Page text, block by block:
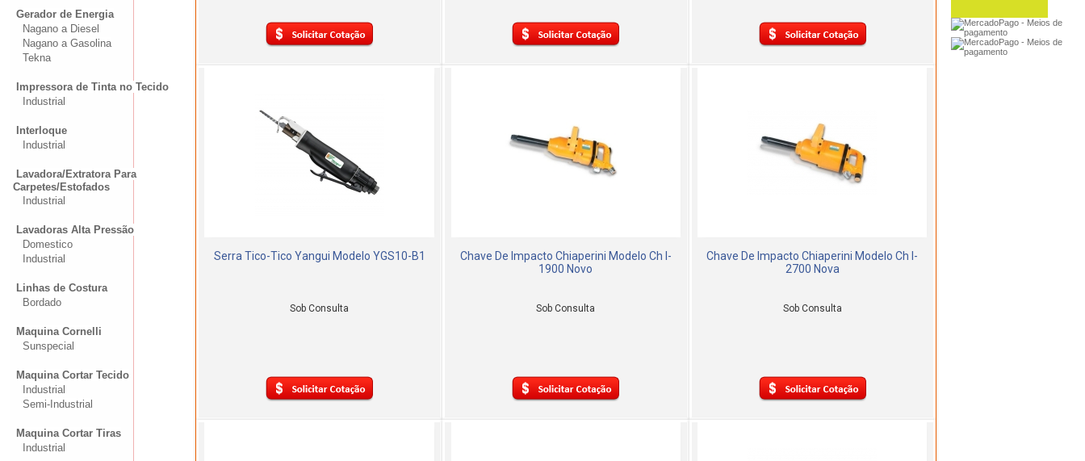
Gerador de Energia
Nagano a Diesel
Nagano a Gasolina
Tekna
Impressora de Tinta no Tecido
Industrial
Interloque
Industrial
Lavadora/Extratora Para
Carpetes/Estofados
Industrial
Lavadoras Alta Pressão
Domestico
Industrial
Linhas de Costura
Bordado
Maquina Cornelli
Sunspecial
Maquina Cortar Tecido
Industrial
Semi-Industrial
Maquina Cortar Tiras
Industrial
Serra Tico-Tico Yangui Modelo YGS10-B1
Sob Consulta
Chave De Impacto Chiaperini Modelo Ch I-
1900 Novo
Sob Consulta
Chave De Impacto Chiaperini Modelo Ch I-
2700 Nova
Sob Consulta